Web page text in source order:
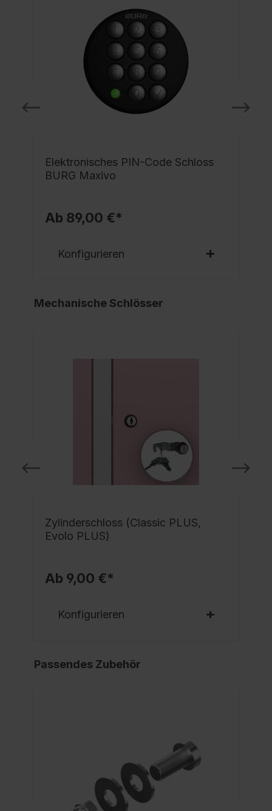
Elektronisches PIN-Code Schloss
BURG Maxivo
Ab 89,00 €*
Konfigurieren
Mechanische Schlösser
Zylinderschloss (Classic PLUS,
Evolo PLUS)
Ab 9,00 €*
Konfigurieren
Passendes Zubehör